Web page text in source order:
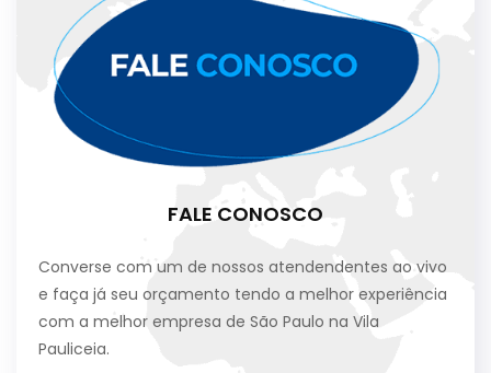
FALE CONOSCO
Converse com um de nossos atendendentes ao vivo
e faça já seu orçamento tendo a melhor experiência
com a melhor empresa de São Paulo na Vila
Pauliceia.